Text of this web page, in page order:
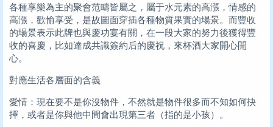
各種享樂為主的聚會范疇皆屬之，屬于水元素的高漲，情感的
高漲，歡愉享受，是故圖面穿插各種物質果實的場景。而豐收
的場景表示此牌也與慶功宴有關，在一段大家的努力後獲得豐
收的喜慶，比如達成共識簽約后的慶祝，來杯酒大家開心開
心。
對應生活各層面的含義
愛情：現在要不是你沒物件，不然就是物件很多而不知如何抉
擇，或者是你與他中間會出現第三者（指的是小孩）。